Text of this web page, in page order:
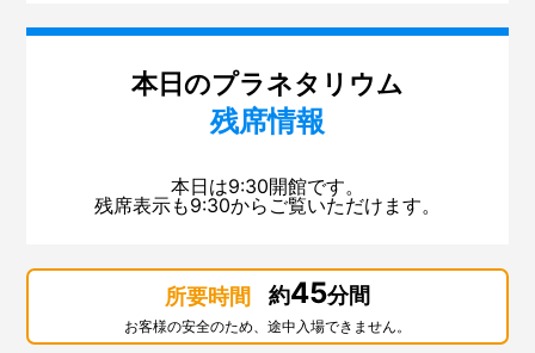
第132回 大阪市立科学館と大阪大学
第131回 展示場リニューアル準備 ～気象コーナー～
第130回「はやぶさ２」
第127回「スーパー磁石で大実験」
第126回「科学デモンストレーター10周年」
本日のプラネタリウム
残席情報
本日は9:30開館です。
残席表示も9:30からご覧いただけます。
所要時間 約45分間
お客様の安全のため、途中入場できません。